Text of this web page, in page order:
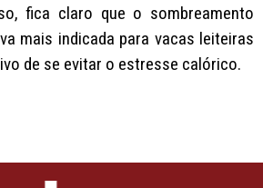
fica claro que o sombreamento
mais indicada para vacas leiteiras
de se evitar o estresse calórico.